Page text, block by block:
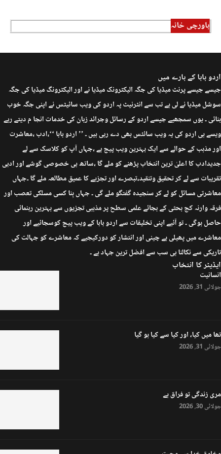
باورچی خانہ
اردو بابا کے بارے میں
جیسے جیسے پرنٹ میڈیا کی جگہ الیکٹرونک میڈیا نے اور الیکٹرونگ میڈیا کی جگہ
سوشل میڈیا نے لی ہے تب سے انٹرنیٹ پہ اردو کی ویب سائیٹس نے اپنی جگہ خوب
بنائی ۔ یوں سمجھیے جیسے اردو کے رسائل وجرائد زبان کی خدمات انجا م دیتے رہے
ویسے ہی اردو کی یہ ویب سائٹس بھی دے رہی ہیں ۔ ’’ اردو بابا ‘‘،ادب ،معاشرت
اور مذہب کے حوالے سے ایک بہترین ویب پیج ہے ،جہاں آپ کو کلاسک سے لے
جدیدادب کا اعلیٰ ترین انتخاب پڑھنے کو ملے گا ،ساتھ ہی خصوصی گوشے اور ادبی
تقریبات سے لے کر تحقیق وتنقید،تبصرے اور تجزیے کا عمیق مطالعہ ملے گا ۔جہاں
معاشرتی مسائل کو لے کر سنجیدہ گفتگو ملے گی ۔ جہاں بِنا کسی مسلکی تعصب اور
فرقہ وارنہ کج بحثی کے بجائے علمی سطح پر مذہبی تجزیوں سے بہترین رہنمائی
حاصل ہوگی ۔ تو آئیے اپنی تخلیقات سے اردو بابا کے ویب پیج کوسجائیے اور
معاشرے میں پھیلی بے چینی اور انتشار کو دورکیجیے کہ معاشرے کو جہالت کی
تاریکی سے نکالنا ہی سب سے افضل ترین جہاد ہے ۔
ایڈیٹر کا انتخاب
انسانیت
جولائی 31, 2026
تھا میں کیا، اور کیا سے کیا ہو گیا
جولائی 31, 2026
مری زندگی تو فراق ہے
جولائی 30, 2026